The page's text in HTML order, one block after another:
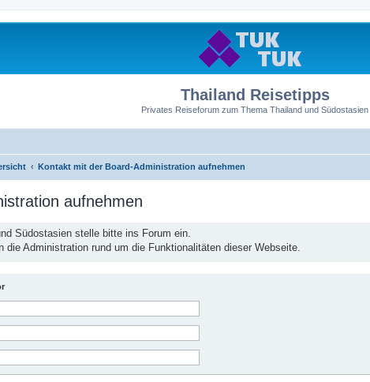
Thailand Reisetipps
Privates Reiseforum zum Thema Thailand und Südostasien
Kontakt mit der Board-Administration aufnehmen
aufnehmen
Südostasien stelle bitte ins Forum ein.
Administration rund um die Funktionalitäten dieser Webseite.